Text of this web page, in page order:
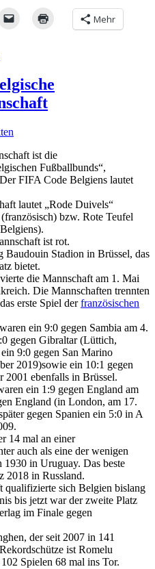
Mehr
ist die
Fußballbunds“,
FIFA Code Belgiens lautet
lautet „Rode Duivels“
bzw. Rote Teufel
ist rot.
Baudouin Stadion in Brüssel, das
bietet.
die Mannschaft am 1. Mai
Die Mannschaften trennten
erste Spiel derfranzösischen
ein 9:0 gegen Sambia am 4.
gegen Gibraltar (Lüttich,
9:0 gegen San Marino
2019)sowie ein 10:1 gegen
2001 ebenfalls in Brüssel.
ein 1:9 gegen England am
England (in London, am 17.
gegen Spanien ein 5:0 in A
14 mal an einer
auch als eine der wenigen
1930 in Uruguay. Das beste
2018 in Russland.
qualifizierte sich Belgien bislang
bis jetzt war der zweite Platz
im Finale gegen
der seit 2007 in 141
ist Romelu
Spielen 68 mal ins Tor.